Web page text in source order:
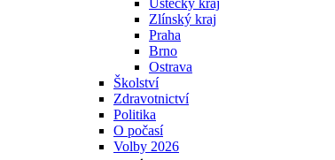
Ústecký kraj
Zlínský kraj
Praha
Brno
Ostrava
Školství
Zdravotnictví
Politika
O počasí
Volby 2026